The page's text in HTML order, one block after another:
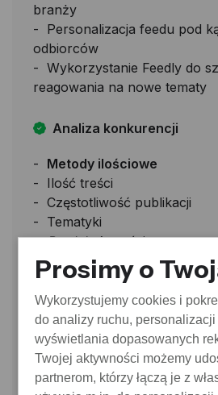
branży
Personalizacja feedu pod
odbiorców
Wykorzystanie Feedly do
reagowania na nowe tematy
Analiza konkurencji
Metody ilościowe
Ilość treści
Częstotliwość publikacji
Tematyki
Produkcjatreści netto
Narzędzia do
Wprowadzenie do narzędzi,
pomóc w reaserchu pod
Wykorzystanie mediów
do identyfikacji viralowych
Prosimy o
Wykorzystujemy cookies i
do analizy ruchu, personalizacji
wyświetlania dopasowanych
Twojej aktywności możemy
partnerom, którzy łączą je z